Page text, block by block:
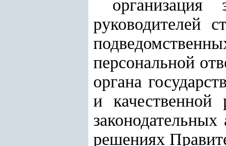
руководителей
персональной
органа
и качественной
решениях